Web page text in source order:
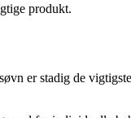
produkt.
er stadig de